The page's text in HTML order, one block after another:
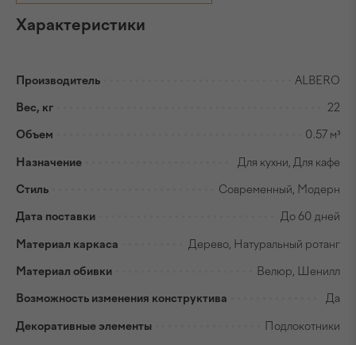
Характеристики
Производитель ALBERO
Вес, кг 22
Объем 0.57 м³
Назначение Для кухни, Для кафе
Стиль Современный, Модерн
Дата поставки До 60 дней
Материал каркаса Дерево, Натуральный ротанг
Материал обивки Велюр, Шенилл
Возможность изменения конструктива Да
Декоративные элементы Подлокотники